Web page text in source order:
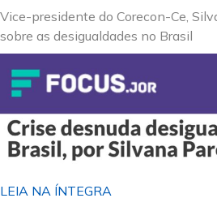
Vice-presidente do Corecon-Ce,
sobre as desigualdades no Brasil
LEIA NA ÍNTEGRA